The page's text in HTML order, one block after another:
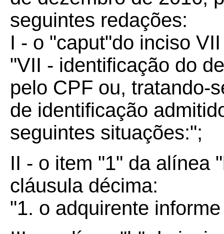
seguintes redações:
I - o "caput"do inciso
"VII - identificação do
pelo CPF ou, tratando-
de identificação
seguintes situações:";
II - o item "1" da alínea
cláusula décima:
"1. o adquirente